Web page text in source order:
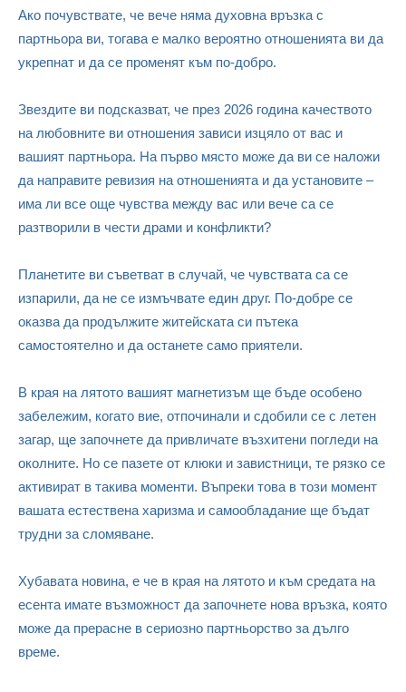
Ако почувствате, че вече няма духовна връзка с
партньора ви, тогава е малко вероятно отношенията ви да
укрепнат и да се променят към по-добро.
Звездите ви подсказват, че през 2026 година качеството
на любовните ви отношения зависи изцяло от вас и
вашият партньора. На първо място може да ви се наложи
да направите ревизия на отношенията и да установите –
има ли все още чувства между вас или вече са се
разтворили в чести драми и конфликти?
Планетите ви съветват в случай, че чувствата са се
изпарили, да не се измъчвате един друг. По-добре се
оказва да продължите житейската си пътека
самостоятелно и да останете само приятели.
В края на лятото вашият магнетизъм ще бъде особено
забележим, когато вие, отпочинали и сдобили се с летен
загар, ще започнете да привличате възхитени погледи на
околните. Но се пазете от клюки и завистници, те рязко се
активират в такива моменти. Въпреки това в този момент
вашата естествена харизма и самообладание ще бъдат
трудни за сломяване.
Хубавата новина, е че в края на лятото и към средата на
есента имате възможност да започнете нова връзка, която
може да прерасне в сериозно партньорство за дълго
време.